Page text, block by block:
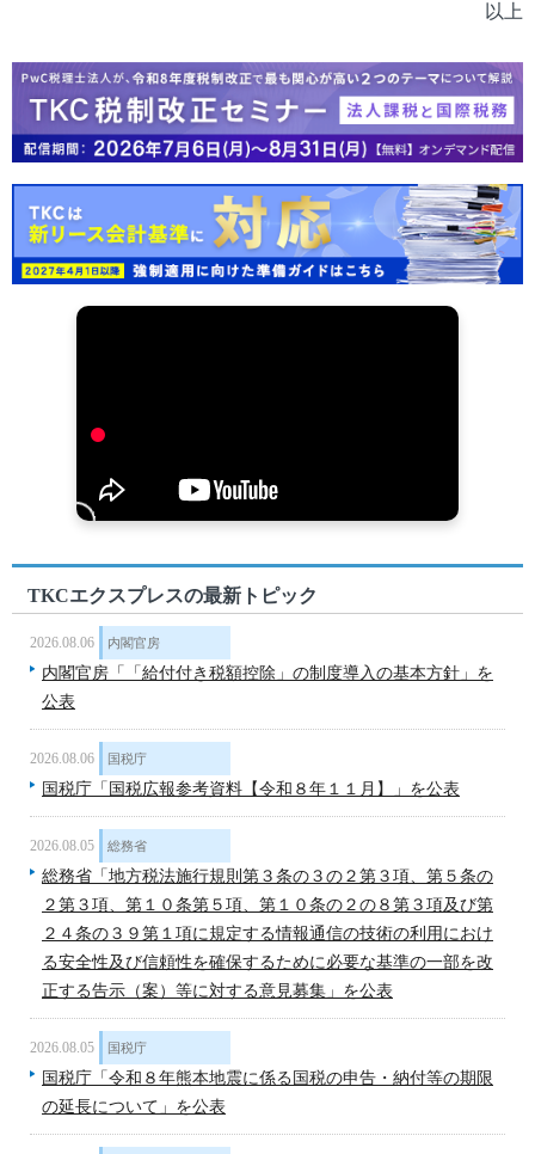
以上
TKCエクスプレスの最新トピック
2026.08.06 内閣官房
内閣官房「「給付付き税額控除」の制度導入の基本方針」を
公表
2026.08.06 国税庁
国税庁「国税広報参考資料【令和８年１１月】」を公表
2026.08.05 総務省
総務省「地方税法施行規則第３条の３の２第３項、第５条の
２第３項、第１０条第５項、第１０条の２の８第３項及び第
２４条の３９第１項に規定する情報通信の技術の利用におけ
る安全性及び信頼性を確保するために必要な基準の一部を改
正する告示（案）等に対する意見募集」を公表
2026.08.05 国税庁
国税庁「令和８年熊本地震に係る国税の申告・納付等の期限
の延長について」を公表